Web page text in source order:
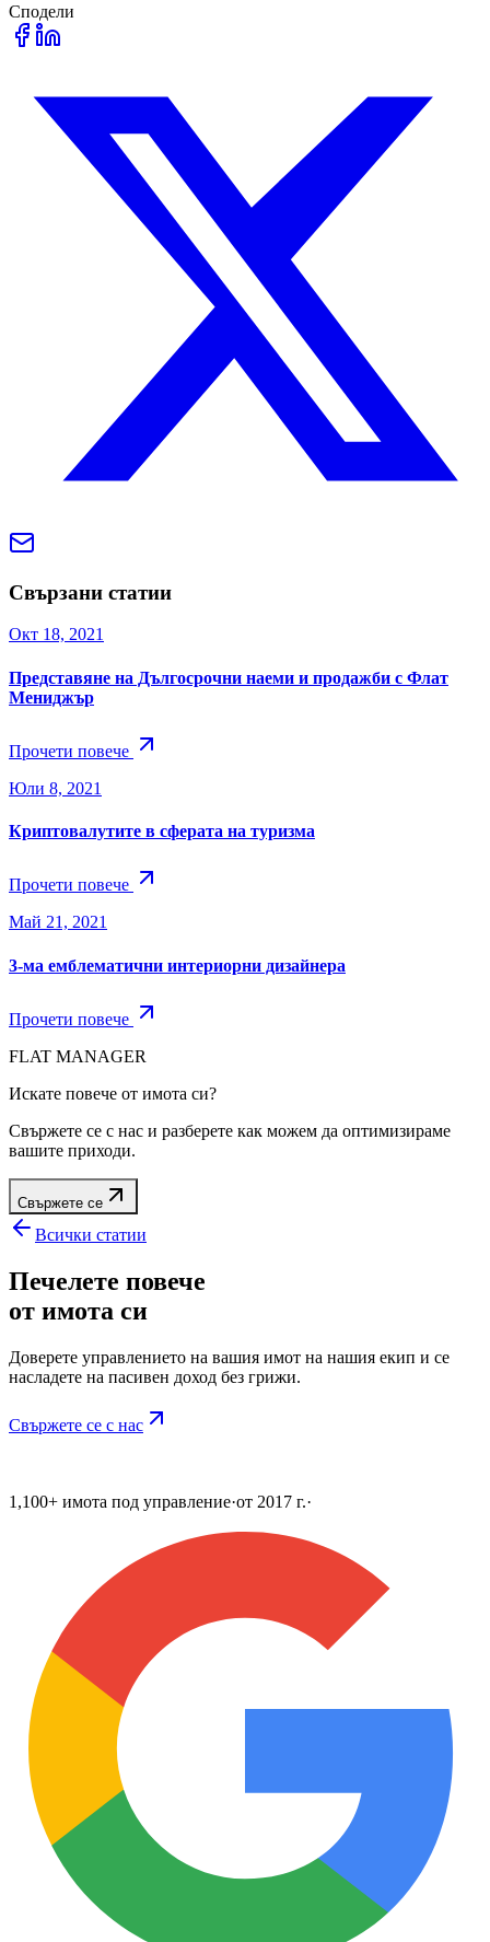
Сподели
Свързани статии
Окт 18, 2021
Представяне на Дългосрочни наеми и продажби с Флат
Мениджър
Прочети повече
Юли 8, 2021
Криптовалутите в сферата на туризма
Прочети повече
Май 21, 2021
3-ма емблематични интериорни дизайнера
Прочети повече
FLAT MANAGER
Искате повече от имота си?
Свържете се с нас и разберете как можем да оптимизираме
вашите приходи.
Свържете се
Всички статии
Печелете повече
от имота си
Доверете управлението на вашия имот на нашия екип и се
насладете на пасивен доход без грижи.
Свържете се с нас
1,100+ имота под управление·от 2017 г.·